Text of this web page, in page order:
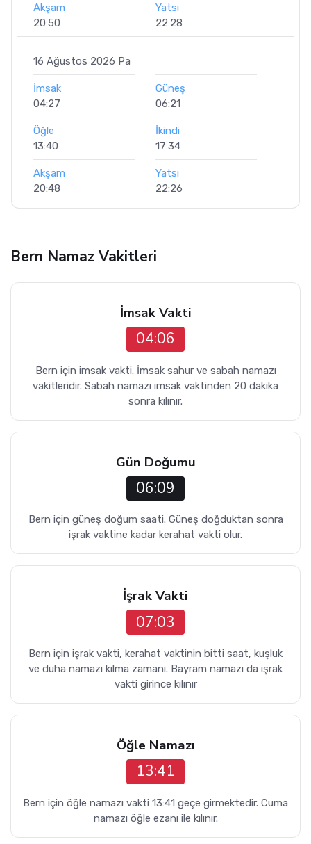
Akşam
20:50
Yatsı
22:28
16 Ağustos 2026 Pa
İmsak
04:27
Güneş
06:21
Öğle
13:40
İkindi
17:34
Akşam
20:48
Yatsı
22:26
Bern Namaz Vakitleri
İmsak Vakti
04:06
Bern için imsak vakti. İmsak sahur ve sabah namazı
vakitleridir. Sabah namazı imsak vaktinden 20 dakika
sonra kılınır.
Gün Doğumu
06:09
Bern için güneş doğum saati. Güneş doğduktan sonra
işrak vaktine kadar kerahat vakti olur.
İşrak Vakti
07:03
Bern için işrak vakti, kerahat vaktinin bitti saat, kuşluk
ve duha namazı kılma zamanı. Bayram namazı da işrak
vakti girince kılınır
Öğle Namazı
13:41
Bern için öğle namazı vakti 13:41 geçe girmektedir. Cuma
namazı öğle ezanı ile kılınır.